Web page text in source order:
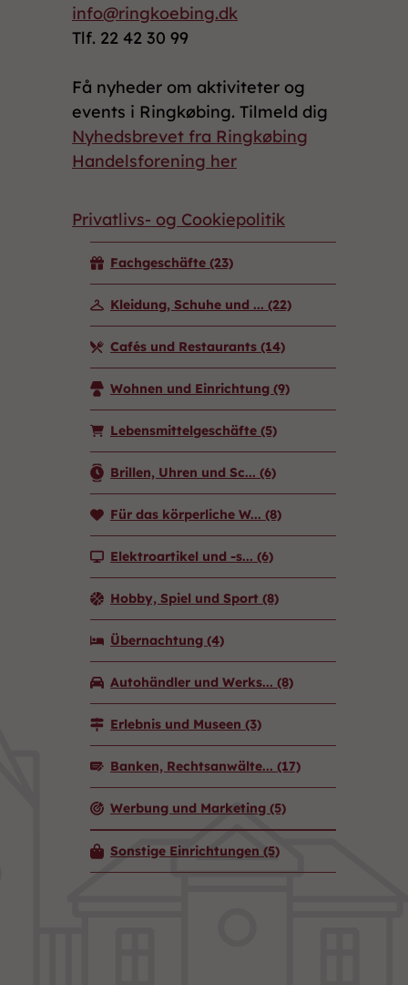
info@ringkoebing.dk
Tlf. 22 42 30 99
Få nyheder om aktiviteter og
events i Ringkøbing. Tilmeld dig
Nyhedsbrevet fra Ringkøbing
Handelsforening her
Privatlivs- og Cookiepolitik
Fachgeschäfte (23)
Kleidung, Schuhe und ... (22)
Cafés und Restaurants (14)
Wohnen und Einrichtung (9)
Lebensmittelgeschäfte (5)
Brillen, Uhren und Sc... (6)
Für das körperliche W... (8)
Elektroartikel und -s... (6)
Hobby, Spiel und Sport (8)
Übernachtung (4)
Autohändler und Werks... (8)
Erlebnis und Museen (3)
Banken, Rechtsanwälte... (17)
Werbung und Marketing (5)
Sonstige Einrichtungen (5)